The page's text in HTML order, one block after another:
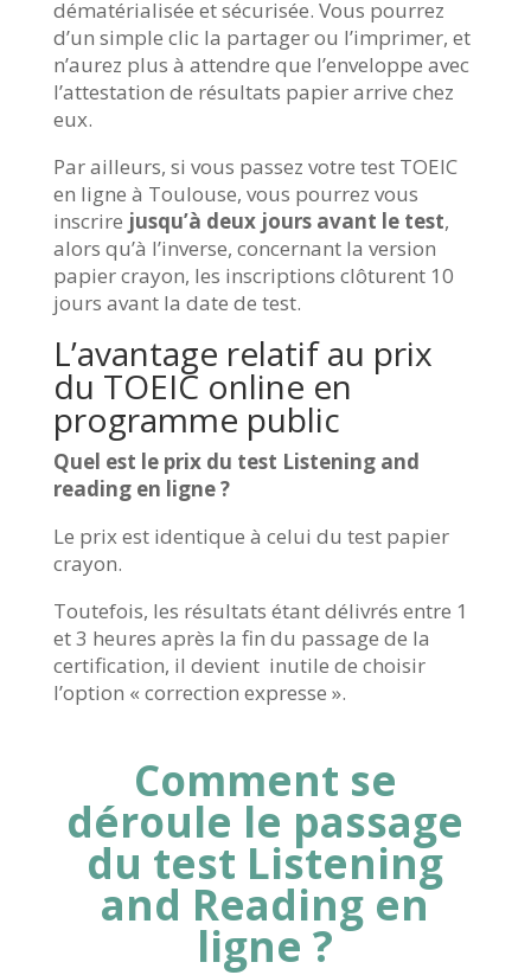
dématérialisée et sécurisée. Vous pourrez
d’un simple clic la partager ou l’imprimer, et
n’aurez plus à attendre que l’enveloppe avec
l’attestation de résultats papier arrive chez
eux.
Par ailleurs, si vous passez votre test TOEIC
en ligne à Toulouse, vous pourrez vous
inscrire jusqu’à deux jours avant le test,
alors qu’à l’inverse, concernant la version
papier crayon, les inscriptions clôturent 10
jours avant la date de test.
L’avantage relatif au prix
du TOEIC online en
programme public
Quel est le prix du test Listening and
reading en ligne ?
Le prix est identique à celui du test papier
crayon.
Toutefois, les résultats étant délivrés entre 1
et 3 heures après la fin du passage de la
certification, il devient inutile de choisir
l’option « correction expresse ».
Comment se
déroule le passage
du test Listening
and Reading en
ligne ?